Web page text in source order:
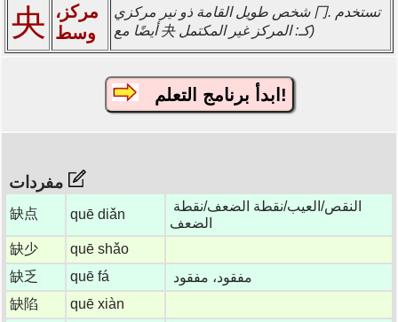
央
مركز،
وسط
شخص طويل القامة ذو نير مركزي 冂. تستخدم
أيضًا مع 夬 كـ: المركز غير المكتمل)
ابدأ برنامج التعلم!
缺点 quē diǎn
النقص/العيب/نقطة الضعف/نقطة
الضعف
缺少
quē shǎo
缺乏
quē fá
مفقود، مفقود
缺陷
quē xiàn